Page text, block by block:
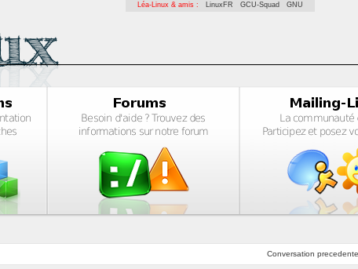
Léa-Linux & amis : LinuxFR GCU-Squad GNU
Conversation precedente